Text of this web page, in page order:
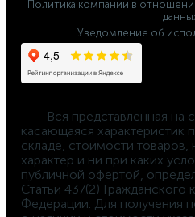
Политика компании в
Уведомление об
касающаяся характеристик
складе, стоимости
характер и ни при каких
публичной офертой,
Статьи 437(2)
Федерации. Для получения